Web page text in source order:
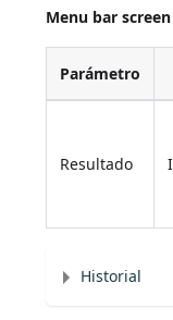
Menu bar screen
Parámetro
Resultado
Historial